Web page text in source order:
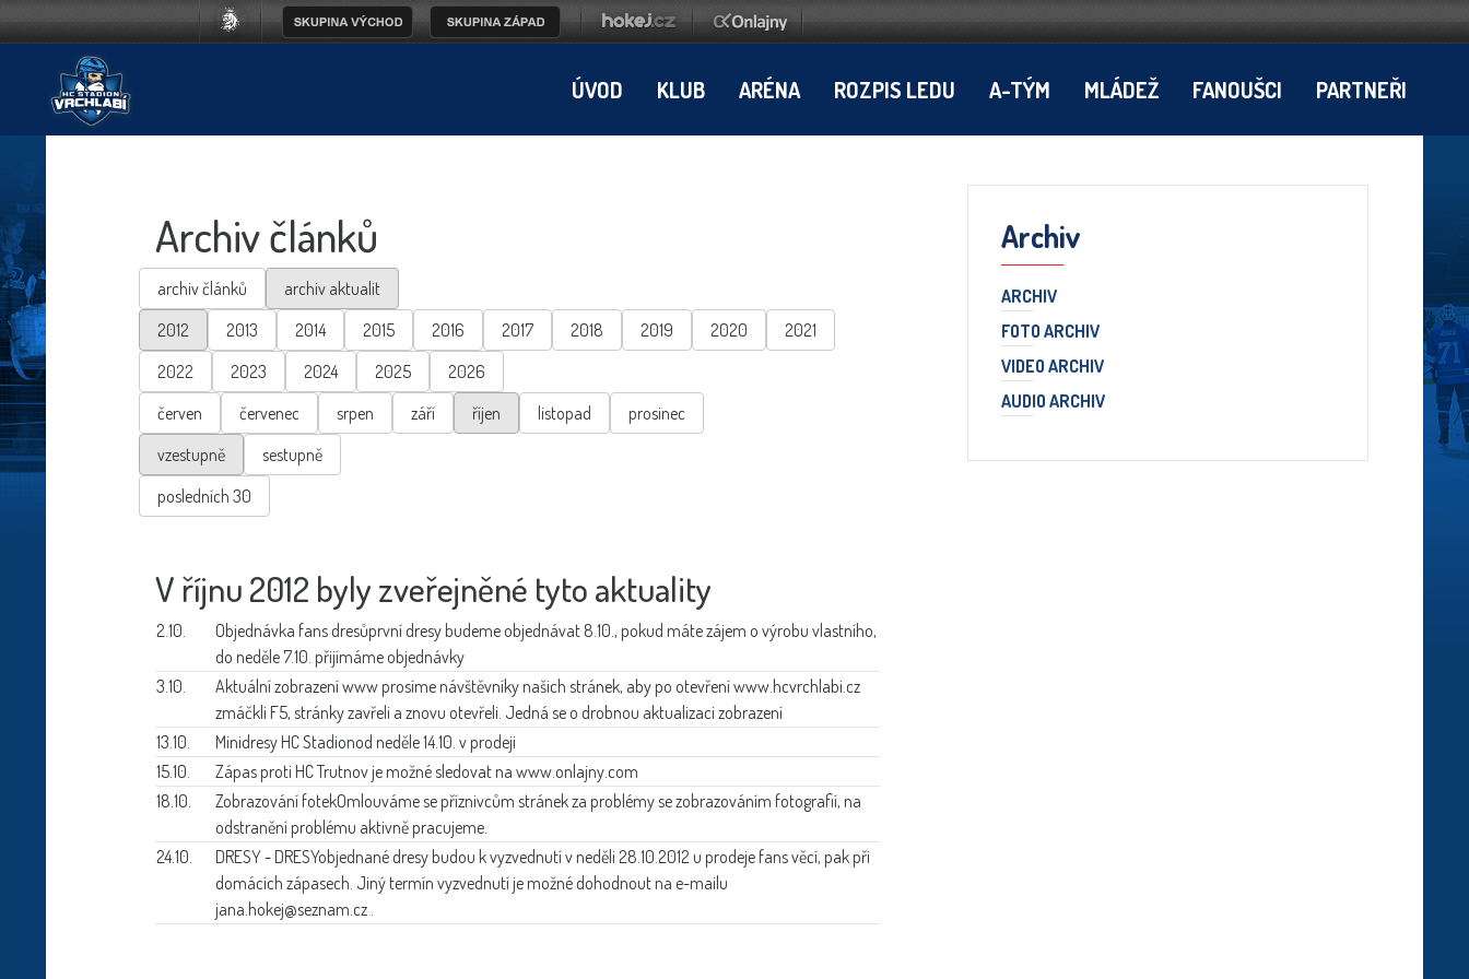
ÚVOD KLUB ARÉNA ROZPIS LEDU A-TÝM MLÁDEŽ FANOUŠCI PARTNEŘI
Archiv článků
archiv článků
archiv aktualit
2012
2013 2014 2015 2016 2017 2018 2019 2020
2021
2022
2023 2024 2025
2026
červen
červenec srpen září říjen listopad
prosinec
vzestupně
sestupně
posledních 30
V říjnu 2012 byly zveřejněné tyto aktuality
2.10. Objednávka fans dresůprvní dresy budeme objednávat 8.10., pokud máte zájem o výrobu vlastního,
do neděle 7.10. přijímáme objednávky
3.10.
Aktuální zobrazení www prosíme návštěvníky našich stránek, aby po otevření www.hcvrchlabi.cz
zmáčkli F5, stránky zavřeli a znovu otevřeli. Jedná se o drobnou aktualizaci zobrazení
13.10.
Minidresy HC Stadionod neděle 14.10. v prodeji
15.10.
Zápas proti HC Trutnov je možné sledovat na www.onlajny.com
18.10.
Zobrazování fotekOmlouváme se příznivcům stránek za problémy se zobrazováním fotografií, na
odstranění problému aktivně pracujeme.
24.10.
DRESY - DRESYobjednané dresy budou k vyzvednutí v neděli 28.10.2012 u prodeje fans věcí, pak při
domácích zápasech. Jiný termín vyzvednutí je možné dohodnout na e-mailu
jana.hokej@seznam.cz .
Archiv
ARCHIV
FOTO ARCHIV
VIDEO ARCHIV
AUDIO ARCHIV